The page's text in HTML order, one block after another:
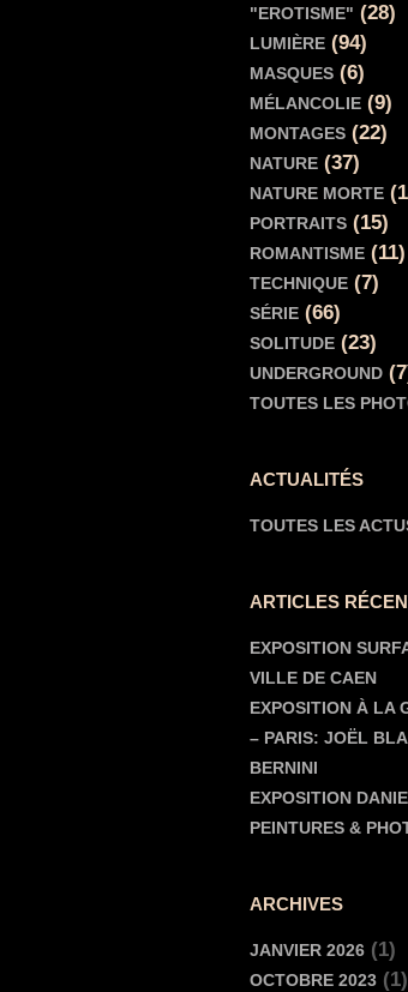
"EROTISME" (28)
LUMIÈRE (94)
MASQUES (6)
MÉLANCOLIE (9)
MONTAGES (22)
NATURE (37)
NATURE MORTE
PORTRAITS (15)
ROMANTISME (11)
TECHNIQUE (7)
SÉRIE (66)
SOLITUDE (23)
UNDERGROUND
TOUTES LES
ACTUALITÉS
TOUTES LES
ARTICLES
EXPOSITION
VILLE DE CAEN
EXPOSITION À LA
– PARIS: JOËL
BERNINI
EXPOSITION
PEINTURES &
ARCHIVES
JANVIER 2026 (1)
OCTOBRE 2023 (1)